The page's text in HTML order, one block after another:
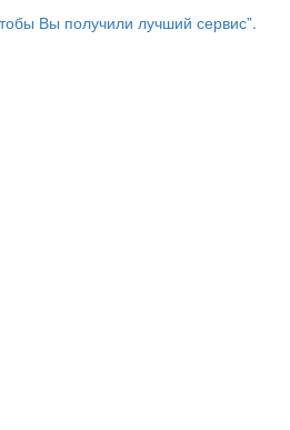
Вы получили лучший сервис”.